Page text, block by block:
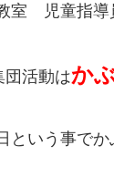
室 児童指導
団活動はか
という事で